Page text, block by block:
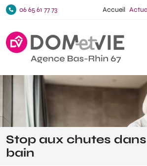
06 65 61 77 73 Accueil
Stop aux chutes
bain